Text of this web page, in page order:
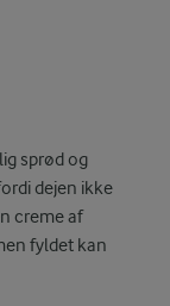
sprød og
dejen ikke
creme af
fyldet kan